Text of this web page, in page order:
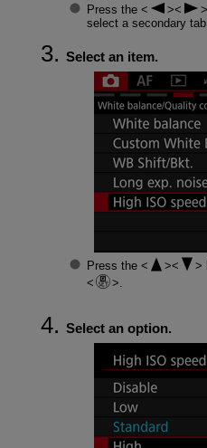
Press the
select a secondary tab.
Select an item.
Press the
Select an option.